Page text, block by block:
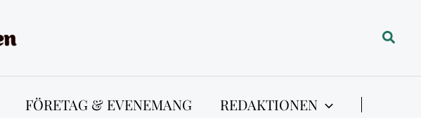
Sök
FÖRETAG & EVENEMANG REDAKTIONEN